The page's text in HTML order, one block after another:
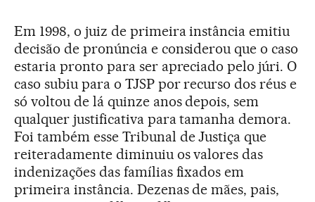
Em 1998, o juiz de primeira instância emitiu
decisão de pronúncia e considerou que o caso
estaria pronto para ser apreciado pelo júri. O
caso subiu para o TJSP por recurso dos réus e
só voltou de lá quinze anos depois, sem
qualquer justificativa para tamanha demora.
Foi também esse Tribunal de Justiça que
reiteradamente diminuiu os valores das
indenizações das famílias fixados em
primeira instância. Dezenas de mães, pais,